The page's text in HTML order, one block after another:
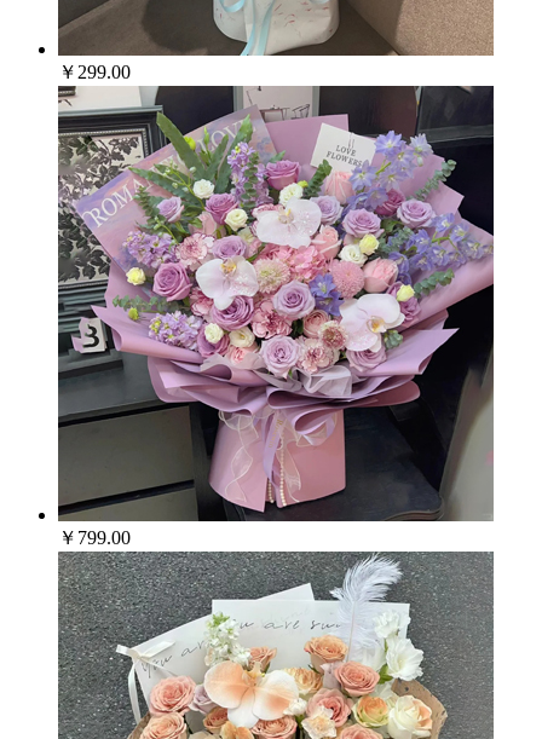
￥299.00
￥799.00